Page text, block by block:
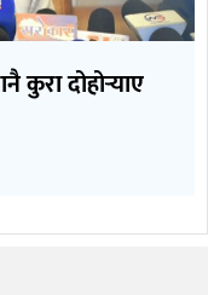
दोहोर्‍याए